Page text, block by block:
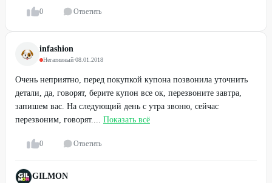
0 Ответить
infashion
Негативный·08.01.2018
Очень неприятно, перед покупкой купона позвонила уточнить
детали, да, говорят, берите купон все ок, перезвоните завтра,
запишем вас. На следующий день с утра звоню, сейчас
перезвоним, говорят.... Показать всё
0 Ответить
GILMON